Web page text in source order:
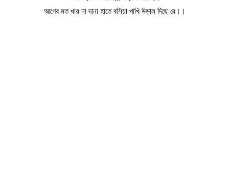
আগের মত খায় না দানা হাতে বসিয়া পাখি উড়াল দিছে রে।।